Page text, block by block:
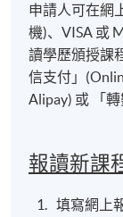
申請人可在網
機)、VISA 或
讀學歷頒授課
信支付」
Alipay) 或 「轉
報讀新課
填寫網上